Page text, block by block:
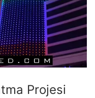
Projesi